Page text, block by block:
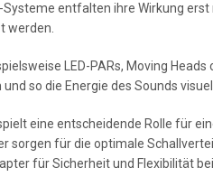
Systeme entfalten ihre Wirkung
werden.
LED-PARs, Moving
so die Energie des Sounds
eine entscheidende Rolle für
sorgen für die optimale
für Sicherheit und Flexibilität